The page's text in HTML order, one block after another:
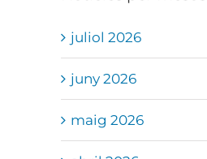
juliol 2026
juny 2026
maig 2026